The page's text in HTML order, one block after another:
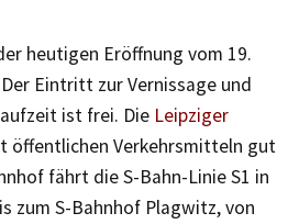
heutigen Eröffnung vom 19.
Eintritt zur Vernissage und
ist frei. Die Leipziger
öffentlichen Verkehrsmitteln gut
fährt die S-Bahn-Linie S1 in
zum S-Bahnhof Plagwitz, von